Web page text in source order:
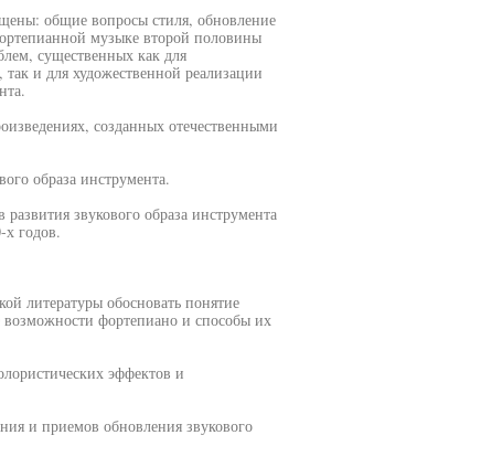
общие вопросы стиля, обновление
музыке второй половины
существенных как для
и для художественной реализации
созданных отечественными
образа инструмента.
звукового образа инструмента
х годов.
литературы обосновать понятие
возможности фортепиано и способы их
эффектов и
и приемов обновления звукового